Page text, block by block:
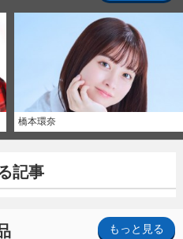
橋本環奈
記事
もっと見る